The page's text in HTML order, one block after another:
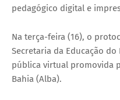
pedagógico digital e
Na terça-feira (16), o
Secretaria da Educação do
pública virtual promovida
Bahia (Alba).